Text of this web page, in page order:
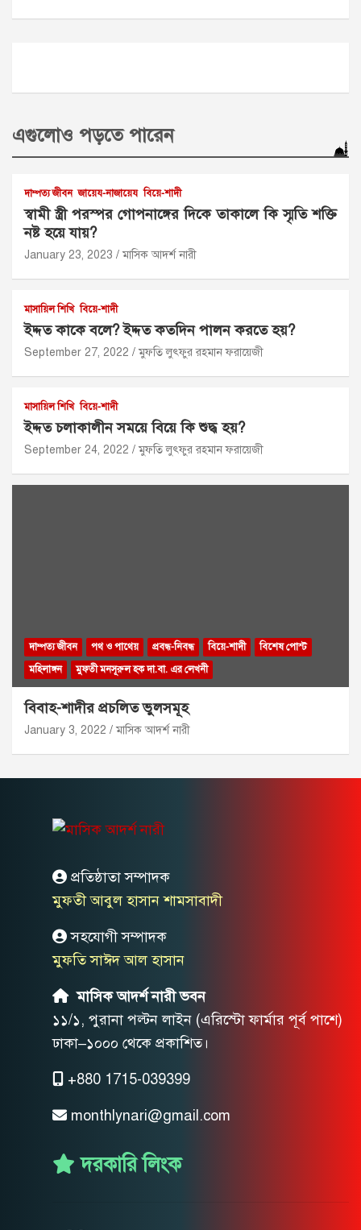
এগুলোও পড়তে পারেন
দাম্পত্য জীবন জায়েয-নাজায়েয বিয়ে-শাদী
স্বামী স্ত্রী পরস্পর গোপনাঙ্গের দিকে তাকালে কি স্মৃতি শক্তি
নষ্ট হয়ে যায়?
January 23, 2023 মাসিক আদর্শ নারী
মাসায়িল শিখি বিয়ে-শাদী
ইদ্দত কাকে বলে? ইদ্দত কতদিন পালন করতে হয়?
September 27, 2022 মুফতি লুৎফুর রহমান ফরায়েজী
মাসায়িল শিখি বিয়ে-শাদী
ইদ্দত চলাকালীন সময়ে বিয়ে কি শুদ্ধ হয়?
September 24, 2022 মুফতি লুৎফুর রহমান ফরায়েজী
দাম্পত্য জীবন পথ ও পাথেয় প্রবন্ধ-নিবন্ধ বিয়ে-শাদী
বিশেষ পোস্ট
মহিলাঙ্গন
মুফতী মনসূরুল হক দা.বা. এর লেখনী
বিবাহ-শাদীর প্রচলিত ভুলসমূহ
January 3, 2022 মাসিক আদর্শ নারী
প্রতিষ্ঠাতা সম্পাদক
মুফতী আবুল হাসান শামসাবাদী
সহযোগী সম্পাদক
মুফতি সাঈদ আল হাসান
মাসিক আদর্শ নারী ভবন
১১/১, পুরানা পল্টন লাইন (এরিস্টো ফার্মার পূর্ব পাশে)
ঢাকা–১০০০ থেকে প্রকাশিত।
+880 1715-039399
monthlynari@gmail.com
দরকারি লিংক